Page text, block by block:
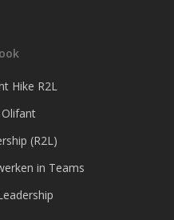
Hike R2L
(R2L)
in Teams